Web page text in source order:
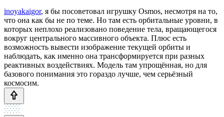
inoyakaigor, я бы посоветовал игрушку Osmos, несмотря на то,
что она как бы не по теме. Но там есть орбитальные уровни, в
которых неплохо реализовано поведение тела, вращающегося
вокруг центрального массивного объекта. Плюс есть
возможность вывести изображение текущей орбиты и
наблюдать, как именно она трансформируется при разных
реактивных воздействиях. Модель там упрощённая, но для
базового понимания это гораздо лучше, чем серьёзный
космосим.